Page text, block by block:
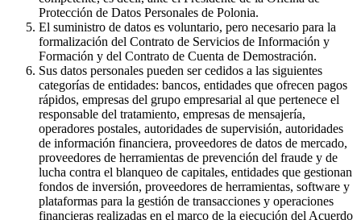
Protección de Datos Personales de Polonia.
El suministro de datos es voluntario, pero necesario para la
formalización del Contrato de Servicios de Información y
Formación y del Contrato de Cuenta de Demostración.
Sus datos personales pueden ser cedidos a las siguientes
categorías de entidades: bancos, entidades que ofrecen pagos
rápidos, empresas del grupo empresarial al que pertenece el
responsable del tratamiento, empresas de mensajería,
operadores postales, autoridades de supervisión, autoridades
de información financiera, proveedores de datos de mercado,
proveedores de herramientas de prevención del fraude y de
lucha contra el blanqueo de capitales, entidades que gestionan
fondos de inversión, proveedores de herramientas, software y
plataformas para la gestión de transacciones y operaciones
financieras realizadas en el marco de la ejecución del Acuerdo